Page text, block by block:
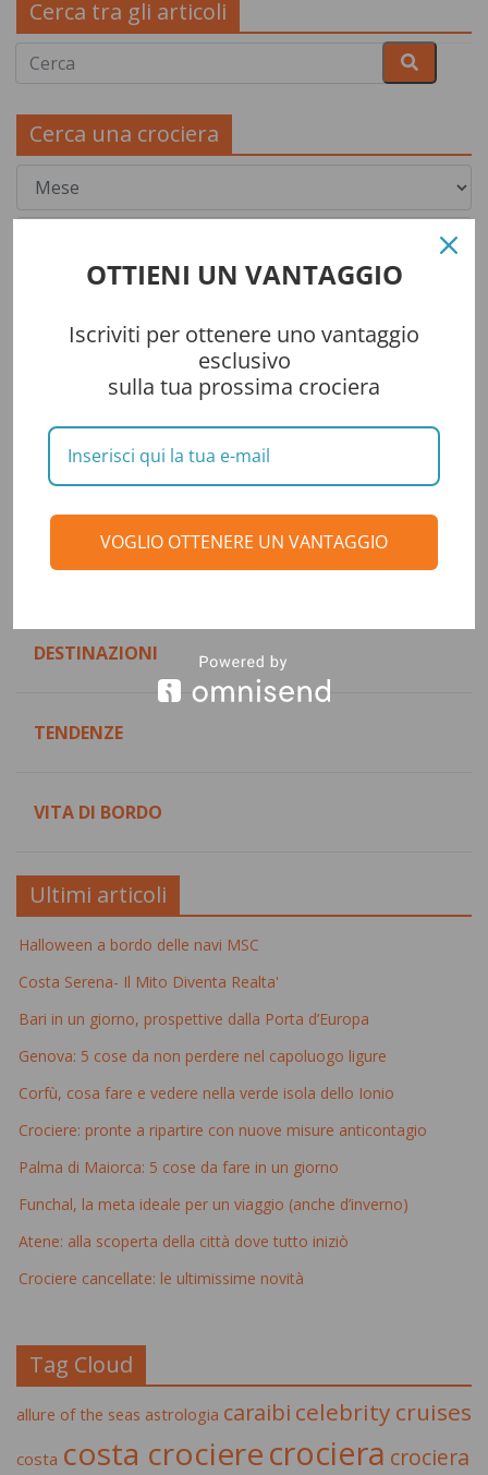
Cerca tra gli articoli
Cerca una crociera
Categorie
CONSIGLI DI VIAGGIO
DESTINAZIONI
TENDENZE
VITA DI BORDO
Ultimi articoli
Halloween a bordo delle navi MSC
Costa Serena- Il Mito Diventa Realta'
Bari in un giorno, prospettive dalla Porta d’Europa
Genova: 5 cose da non perdere nel capoluogo ligure
Corfù, cosa fare e vedere nella verde isola dello Ionio
Crociere: pronte a ripartire con nuove misure anticontagio
Palma di Maiorca: 5 cose da fare in un giorno
Funchal, la meta ideale per un viaggio (anche d’inverno)
Atene: alla scoperta della città dove tutto iniziò
Crociere cancellate: le ultimissime novità
Tag Cloud
allure of the seas astrologia caraibi celebrity cruises
costa costa crocierecrociera crociera
OTTIENI UN VANTAGGIO
Iscriviti per ottenere uno vantaggio
esclusivo
sulla tua prossima crociera
VOGLIO OTTENERE UN VANTAGGIO